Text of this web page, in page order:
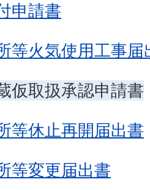
申請書
等火気使用工事届
仮取扱承認申請書
等休止再開届出書
等変更届出書